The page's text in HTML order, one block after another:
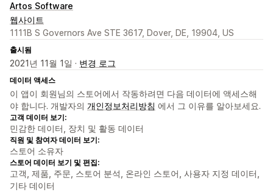
Artos Software
웹사이트
1111B S Governors Ave STE 3617, Dover, DE, 19904, US
출시됨
2021년 11월 1일 · 변경 로그
데이터 액세스
이 앱이 회원님의 스토어에서 작동하려면 다음 데이터에 액세스해
야 합니다. 개발자의 개인정보처리방침 에서 그 이유를 알아보세요.
고객 데이터 보기:
민감한 데이터, 장치 및 활동 데이터
직원 및 참여자 데이터 보기:
스토어 소유자
스토어 데이터 보기 및 편집:
고객, 제품, 주문, 스토어 분석, 온라인 스토어, 사용자 지정 데이터,
기타 데이터